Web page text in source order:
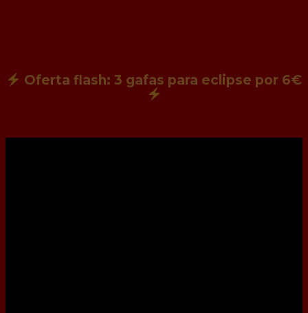
Oferta flash: 3 gafas para eclipse por 6€